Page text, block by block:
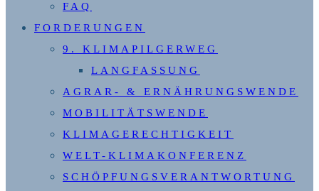
FAQ
FORDERUNGEN
9. KLIMAPILGERWEG
LANGFASSUNG
AGRAR- & ERNÄHRUNGSWENDE
MOBILITÄTSWENDE
KLIMAGERECHTIGKEIT
WELT-KLIMAKONFERENZ
SCHÖPFUNGSVERANTWORTUNG